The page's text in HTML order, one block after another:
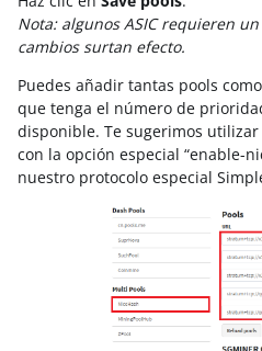
Nota: algunos ASIC requieren
cambios surtan efecto.
Puedes añadir tantas pools
que tenga el número de
disponible. Te sugerimos
con la opción especial “enable-
nuestro protocolo especial